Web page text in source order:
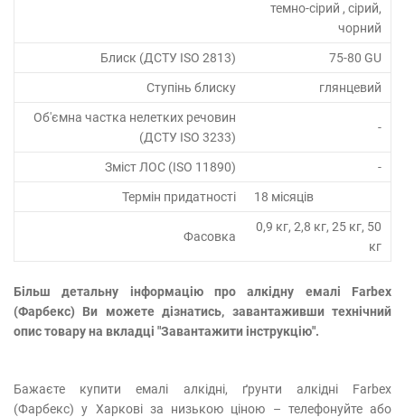
темно-сірий , сірий,
чорний
Блиск (ДСТУ ISO 2813) 75-80 GU
Ступінь блиску глянцевий
Об'ємна частка нелетких речовин
(ДСТУ ISO 3233)
-
Зміст ЛОС (ISO 11890) -
Термін придатності 18 місяців
Фасовка
0,9 кг, 2,8 кг, 25 кг, 50
кг
Більш детальну інформацію про алкідну емалі Farbex
(Фарбекс) Ви можете дізнатись, завантаживши технічний
опис товару на вкладці "Завантажити інструкцію".
Бажаєте купити емалі алкідні, ґрунти алкідні Farbex
(Фарбекс) у Харкові за низькою ціною – телефонуйте або